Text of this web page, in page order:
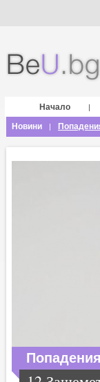
Начало |
Новини
|
Попадения